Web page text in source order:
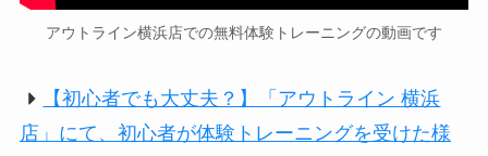
アウトライン横浜店での無料体験トレーニングの動画です
【初心者でも大丈夫？】「アウトライン 横浜
店」にて、初心者が体験トレーニングを受けた様